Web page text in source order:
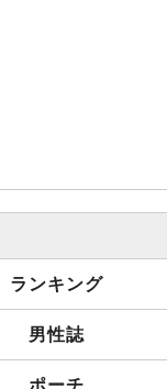
ランキング
男性誌
ポーチ